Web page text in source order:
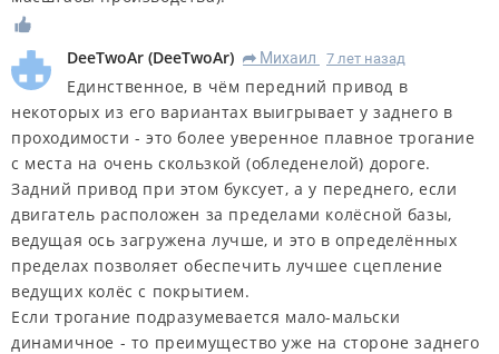
DeeTwoAr (DeeTwoAr) R Михаил 7 лет назад
Единственное, в чём передний привод в
некоторых из его вариантах выигрывает у заднего в
проходимости - это более уверенное плавное трогание
с места на очень скользкой (обледенелой) дороге.
Задний привод при этом буксует, а у переднего, если
двигатель расположен за пределами колёсной базы,
ведущая ось загружена лучше, и это в определённых
пределах позволяет обеспечить лучшее сцепление
ведущих колёс с покрытием.
Если трогание подразумевается мало-мальски
динамичное - то преимущество уже на стороне заднего